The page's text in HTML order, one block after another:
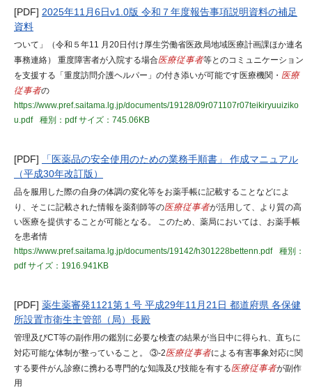
[PDF] 2025年11月6日v1.0版 令和７年度報告事項説明資料の補足
資料
ついて」（令和５年11 月20日付け厚生労働省医政局地域医療計画課ほか連名
事務連絡） 重度障害者が入院する場合医療従事者等とのコミュニケーション
を支援する「重度訪問介護ヘルパー」の付き添いが可能です医療機関・ 医療
従事者の
https://www.pref.saitama.lg.jp/documents/19128/09r071107r07teikiryuuiziko
u.pdf
種別：pdfサイズ：745.06KB
[PDF]
「医薬品の安全使用のための業務手順書」 作成マニュアル
（平成30年改訂版）
品を服用した際の自身の体調の変化等をお薬手帳に記載することなどによ
り、そこに記載された情報を薬剤師等の医療従事者が活用して、より質の高
い医療を提供することが可能となる。 このため、薬局においては、お薬手帳
を患者情
https://www.pref.saitama.lg.jp/documents/19142/h301228bettenn.pdf
種別：
pdfサイズ：1916.941KB
[PDF] 薬生薬審発1121第１号 平成29年11月21日 都道府県 各保健
所設置市衛生主管部（局）長殿
管理及びCT等の副作用の鑑別に必要な検査の結果が当日中に得られ、直ちに
対応可能な体制が整っていること。 ③-2医療従事者による有害事象対応に関
する要件がん診療に携わる専門的な知識及び技能を有する医療従事者が副作
用